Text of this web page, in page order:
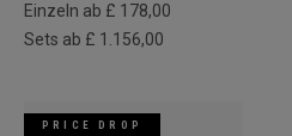
Einzeln ab £ 178,00
Sets ab £ 1.156,00
PRICE DROP